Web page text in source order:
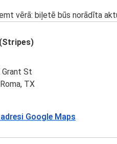
vērā: biļetē būs norādīta
Grant St
TX
Google Maps